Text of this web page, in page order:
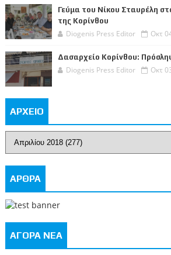
Γεύμα του Νίκου Σταυρέλη
της Κορίνθου
Diogenis Press Editor Οκτ
Δασαρχείο Κορίνθου:
Diogenis Press Editor Οκτ
ΑΡΧΕΙΟ
ΑΡΘΡΑ
ΑΓΟΡΑ ΝΕΑ